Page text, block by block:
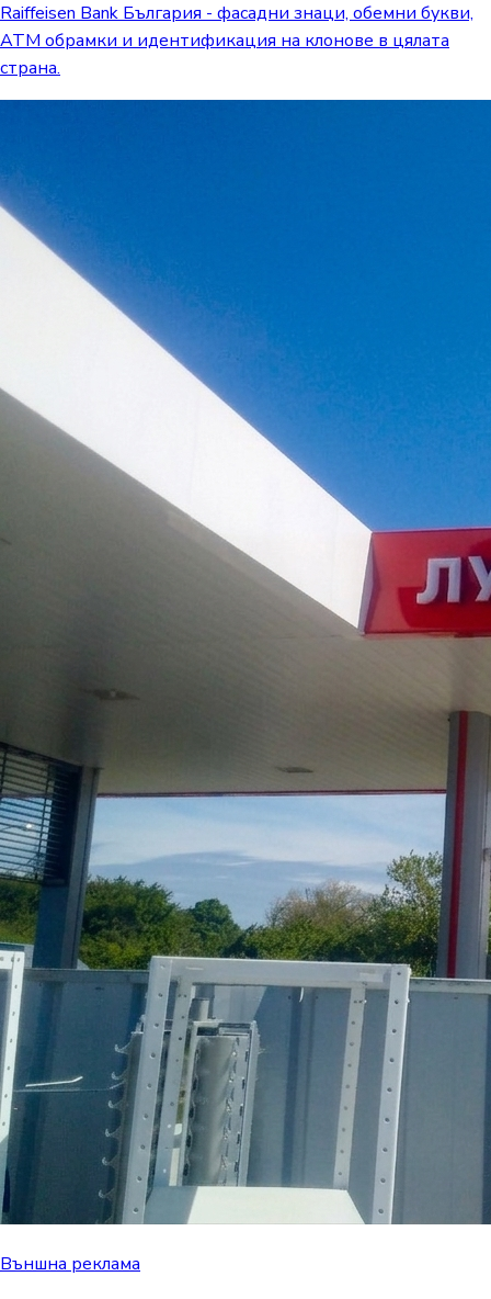
Raiffeisen Bank България - фасадни знаци, обемни букви,
ATM обрамки и идентификация на клонове в цялата
страна.
Външна реклама